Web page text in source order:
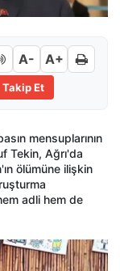
A- A+
Takip Et
mensuplarının
Tekin, Ağrı'da
ölümüne ilişkin
adli hem de